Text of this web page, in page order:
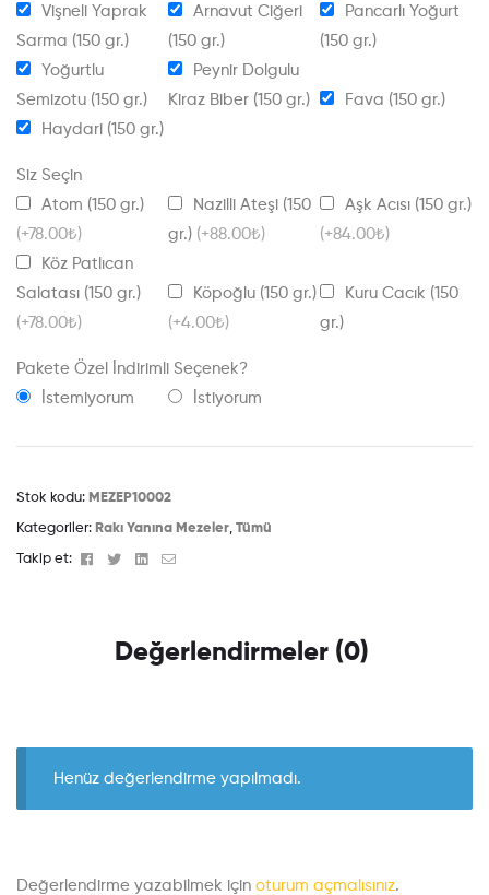
Vişneli Yaprak
Sarma (150 gr.)
Arnavut Ciğeri
(150 gr.)
Pancarlı Yoğurt
(150 gr.)
Yoğurtlu
Semizotu (150 gr.)
Peynir Dolgulu
Kiraz Biber (150 gr.)
Fava (150 gr.)
Haydari (150 gr.)
Siz Seçin
Atom (150 gr.)
(+78.00₺)
Nazilli Ateşi (150
gr.) (+88.00₺)
Aşk Acısı (150 gr.)
(+84.00₺)
Köz Patlıcan
Salatası (150 gr.)
(+78.00₺)
Köpoğlu (150 gr.)
(+4.00₺)
Kuru Cacık (150
gr.)
Pakete Özel İndirimli Seçenek?
İstemiyorum
İstiyorum
Stok kodu: MEZEP10002
Kategoriler: Rakı Yanına Mezeler Tümü
Takip et: Facebook
TwitterLinkedin
Email
Değerlendirmeler (0)
Henüz değerlendirme yapılmadı.
Değerlendirme yazabilmek için oturum açmalısınız.